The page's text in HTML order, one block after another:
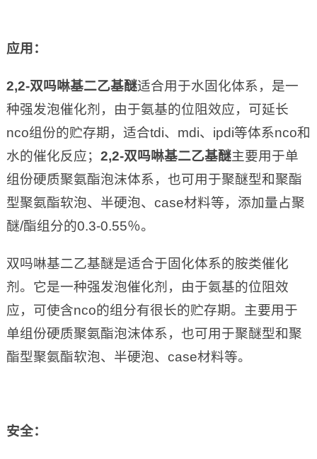
应用：
2,2-双吗啉基二乙基醚适合用于水固化体系，是一
种强发泡催化剂，由于氨基的位阻效应，可延长
nco组份的贮存期，适合tdi、mdi、ipdi等体系nco和
水的催化反应； 2,2-双吗啉基二乙基醚主要用于单
组份硬质聚氨酯泡沫体系，也可用于聚醚型和聚酯
型聚氨酯软泡、半硬泡、case材料等，添加量占聚
醚/酯组分的0.3-0.55％。
双吗啉基二乙基醚是适合于固化体系的胺类催化
剂。它是一种强发泡催化剂，由于氨基的位阻效
应，可使含nco的组分有很长的贮存期。主要用于
单组份硬质聚氨酯泡沫体系，也可用于聚醚型和聚
酯型聚氨酯软泡、半硬泡、case材料等。
安全：